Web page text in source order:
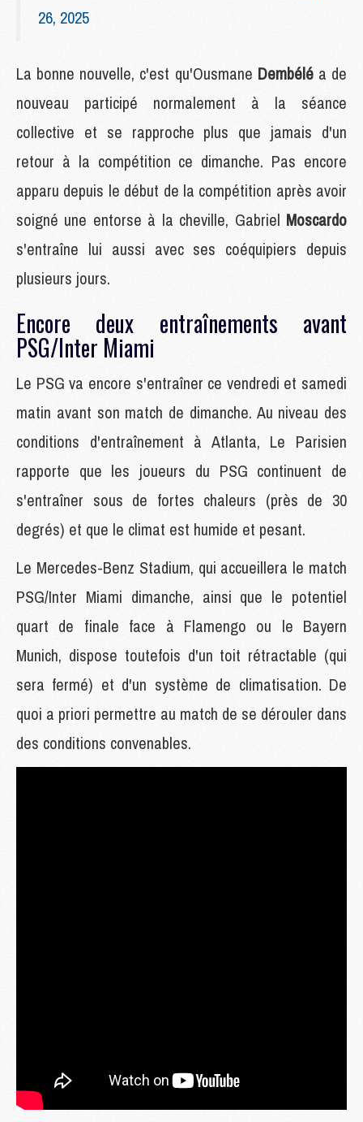
26, 2025
La bonne nouvelle, c'est qu'Ousmane Dembélé a de
nouveau participé normalement à la séance
collective et se rapproche plus que jamais d'un
retour à la compétition ce dimanche. Pas encore
apparu depuis le début de la compétition après avoir
soigné une entorse à la cheville, Gabriel Moscardo
s'entraîne lui aussi avec ses coéquipiers depuis
plusieurs jours.
Encore deux entraînements avant
PSG/Inter Miami
Le PSG va encore s'entraîner ce vendredi et samedi
matin avant son match de dimanche. Au niveau des
conditions d'entraînement à Atlanta, Le Parisien
rapporte que les joueurs du PSG continuent de
s'entraîner sous de fortes chaleurs (près de 30
degrés) et que le climat est humide et pesant.
Le Mercedes-Benz Stadium, qui accueillera le match
PSG/Inter Miami dimanche, ainsi que le potentiel
quart de finale face à Flamengo ou le Bayern
Munich, dispose toutefois d'un toit rétractable (qui
sera fermé) et d'un système de climatisation. De
quoi a priori permettre au match de se dérouler dans
des conditions convenables.